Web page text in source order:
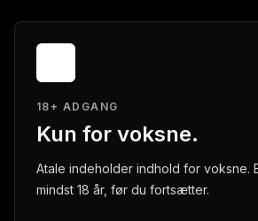
18+ ADGANG
Kun for voksne.
Atale indeholder indhold for voksne.
mindst 18 år, før du fortsætter.